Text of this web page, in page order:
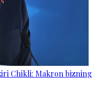
Chikli: Makron bizning